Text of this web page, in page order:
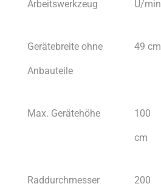
Arbeitswerkzeug U/min
Gerätebreite ohne
Anbauteile
49 cm
Max. Gerätehöhe 100
cm
Raddurchmesser 200